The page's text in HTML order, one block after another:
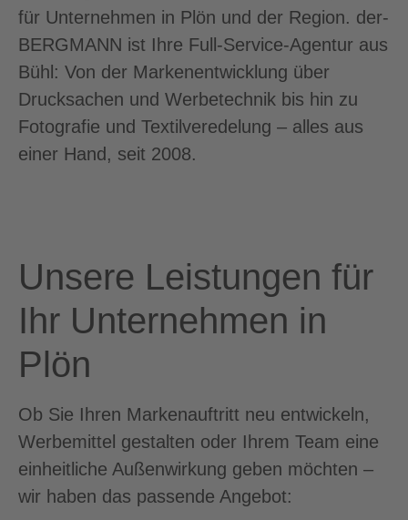
für Unternehmen in Plön und der Region. der-
BERGMANN ist Ihre Full-Service-Agentur aus
Bühl: Von der Markenentwicklung über
Drucksachen und Werbetechnik bis hin zu
Fotografie und Textilveredelung – alles aus
einer Hand, seit 2008.
Unsere Leistungen für
Ihr Unternehmen in
Plön
Ob Sie Ihren Markenauftritt neu entwickeln,
Werbemittel gestalten oder Ihrem Team eine
einheitliche Außenwirkung geben möchten –
wir haben das passende Angebot: